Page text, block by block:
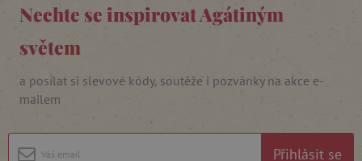
Nechte se inspirovat Agátiným
světem
a posílat si slevové kódy, soutěže i pozvánky na akce e-
mailem
Přihlásit se
_lb_ccc .agatinsvet.cz
Google Privacy Policy